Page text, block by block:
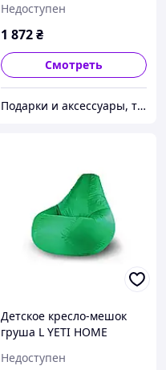
хлопок
Недоступен
1 872₴
Смотреть
Подарки и аксессуары, товары для Вашего имиджа и комфорта.
Детское кресло-мешок
груша L YETI HOME
хлопок
Недоступен